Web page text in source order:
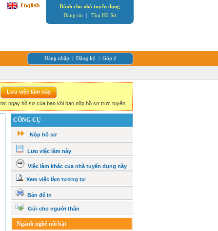
Dành cho nhà tuyển dụng
Đăng tin | Tìm Hồ Sơ
Đăng nhập | Đăng ký | Góp ý
ngay hồ sơ của bạn khi bạn nộp hồ sơ trực tuyến
CÔNG CỤ
Nộp hồ sơ
Lưu việc làm này
Việc làm khác của nhà tuyển dụng này
Xem việc làm tương tự
Bản để in
Gửi cho người thân
Ngành nghề nổi bật